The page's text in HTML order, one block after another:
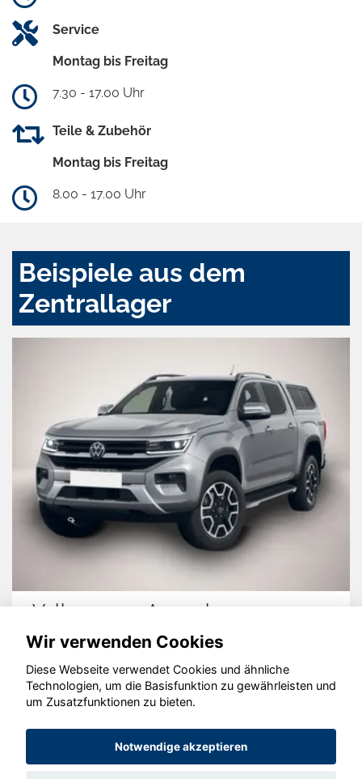
Service
Montag bis Freitag
7.30 - 17.00 Uhr
Teile & Zubehör
Montag bis Freitag
8.00 - 17.00 Uhr
Beispiele aus dem
Zentrallager
Volkswagen Amarok
© konjunkturmotor.de GmbH 2020 - 2026
Wir verwenden Cookies
Diese Webseite verwendet Cookies und ähnliche
Technologien, um die Basisfunktion zu gewährleisten und
um Zusatzfunktionen zu bieten.
Notwendige akzeptieren